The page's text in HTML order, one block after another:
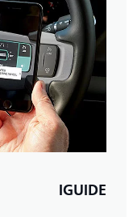
IGUIDE